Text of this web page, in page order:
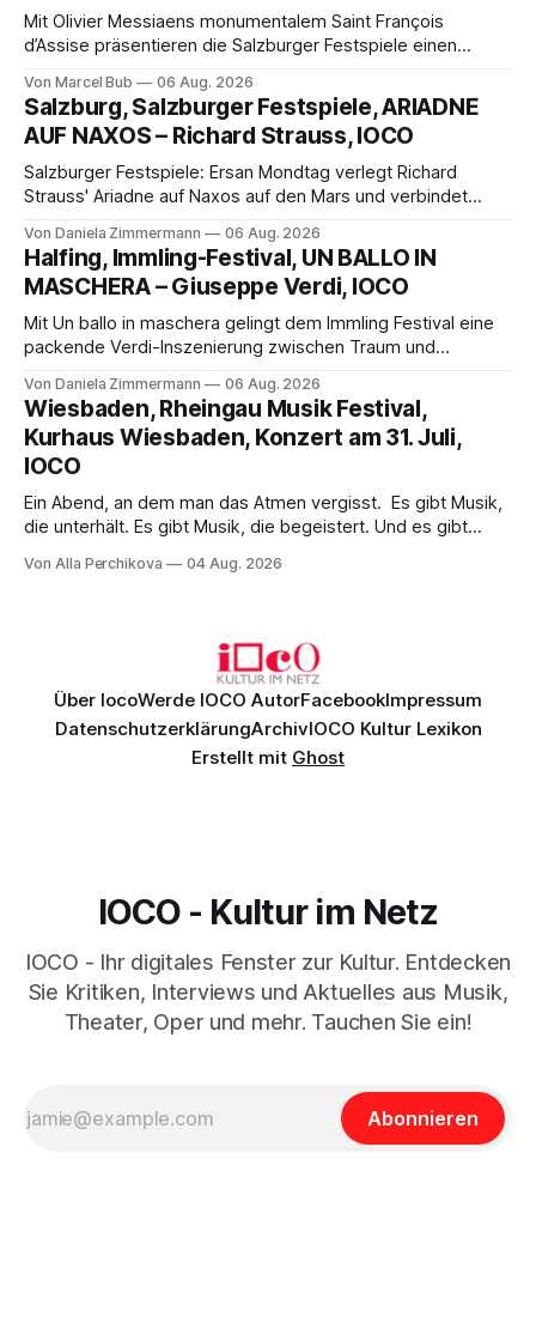
Mit Olivier Messiaens monumentalem Saint François
d’Assise präsentieren die Salzburger Festspiele einen
eine bildgewaltige Inszenierung, Maxime Pascal entfaltet
die komplexe Partitur eindrucksvoll, Philippe Sly berührt als
Franziskus.
Von Marcel Bub 06 Aug. 2026
Salzburg, Salzburger Festspiele, ARIADNE
AUF NAXOS – Richard Strauss, IOCO
Salzburger Festspiele: Ersan Mondtag verlegt Richard
Strauss' Ariadne auf Naxos auf den Mars und verbindet
Aufführung mit starken Solisten und den Wiener
Philharmonikern, szenisch bleibt der zweite Akt jedoch
hinter den Erwartungen zurück.
Von Daniela Zimmermann 06 Aug. 2026
Halfing, Immling-Festival, UN BALLO IN
MASCHERA – Giuseppe Verdi, IOCO
Mit Un ballo in maschera gelingt dem Immling Festival eine
packende Verdi-Inszenierung zwischen Traum und
psychologische Tiefe mit starken Bildern, getragen von
einem spielfreudigen Ensemble und einer musikalisch
überzeugenden Gesamtleistung.
Von Daniela Zimmermann 06 Aug. 2026
Wiesbaden, Rheingau Musik Festival,
Kurhaus Wiesbaden, Konzert am 31. Juli,
IOCO
Ein Abend, an dem man das Atmen vergisst. Es gibt Musik,
die unterhält. Es gibt Musik, die begeistert. Und es gibt
Genau so war der Abend im Kurhaus Wiesbaden, an dem
Von Alla Perchikova 04 Aug. 2026
Über IocoWerde IOCO AutorFacebookImpressum
DatenschutzerklärungArchivIOCO Kultur Lexikon
Erstellt mit Ghost
IOCO - Kultur im Netz
IOCO - Ihr digitales Fenster zur Kultur. Entdecken
Sie Kritiken, Interviews und Aktuelles aus Musik,
Theater, Oper und mehr. Tauchen Sie ein!
Abonnieren